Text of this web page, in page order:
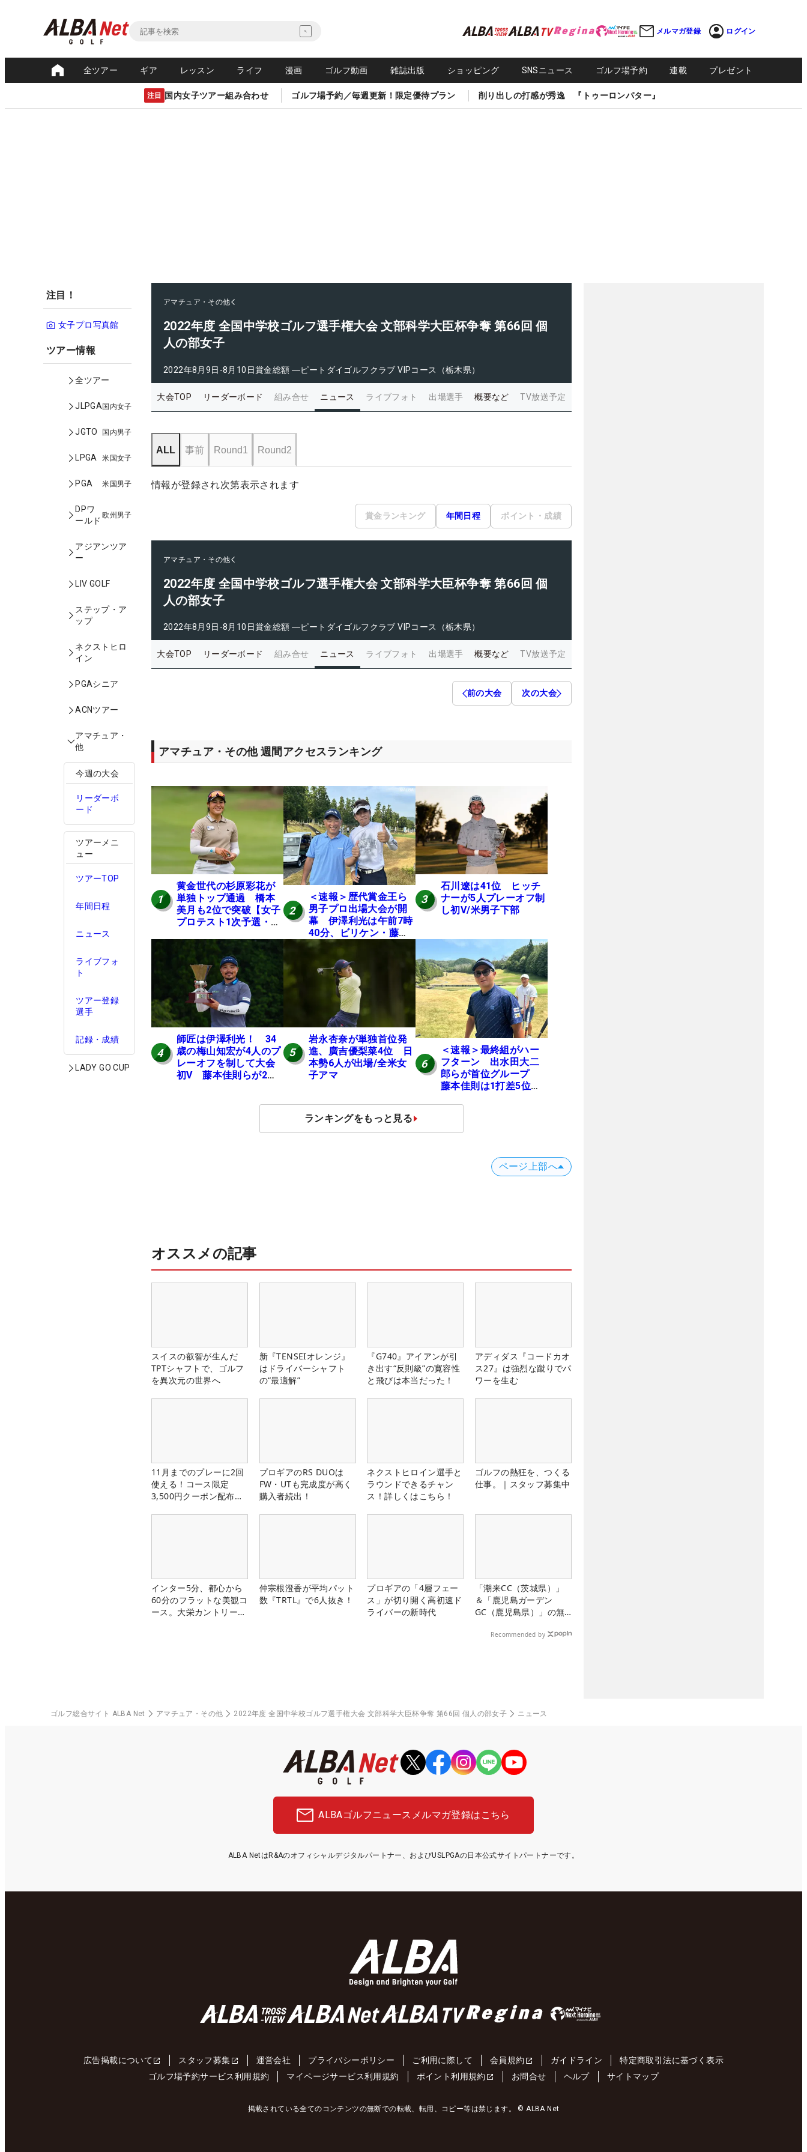
メルマガ登録 ログイン
全ツアー ギア レッスン ライフ 漫画 ゴルフ動画 雑誌出版 ショッピング SNSニュース ゴルフ場予約 連載 プレゼント
注目 国内女子ツアー組み合わせ ゴルフ場予約／毎週更新！限定優待プラン 削り出しの打感が秀逸 『トゥーロンパター』
注目！
女子プロ写真館
ツアー情報
全ツアー
JLPGA国内女子
JGTO 国内男子
LPGA 米国女子
PGA 米国男子
DPワ
ールド
欧州男子
アジアンツア
ー
LIV GOLF
ステップ・ア
ップ
ネクストヒロ
イン
PGAシニア
ACNツアー
アマチュア・
他
今週の大会
リーダーボ
ード
ツアーメニ
ュー
ツアーTOP
年間日程
ニュース
ライブフォ
ト
ツアー登録
選手
記録・成績
LADY GO CUP
アマチュア・その他
2022年度 全国中学校ゴルフ選手権大会 文部科学大臣杯争奪 第66回 個
人の部女子
2022年8月9日-8月10日賞金総額 ―ピートダイゴルフクラブ VIPコース（栃木県）
大会TOP リーダーボード 組み合せ ニュース ライブフォト 出場選手 概要など TV放送予定
ALL 事前 Round1 Round2
情報が登録され次第表示されます
賞金ランキング 年間日程 ポイント・成績
アマチュア・その他
2022年度 全国中学校ゴルフ選手権大会 文部科学大臣杯争奪 第66回 個
人の部女子
2022年8月9日-8月10日賞金総額 ―ピートダイゴルフクラブ VIPコース（栃木県）
大会TOP リーダーボード 組み合せ ニュース ライブフォト 出場選手 概要など TV放送予定
前の大会 次の大会
アマチュア・その他 週間アクセスランキング
1
黄金世代の杉原彩花が
単独トップ通過 橋本
美月も2位で突破【女子
プロテスト1次予選・E
2
＜速報＞歴代賞金王ら
男子プロ出場大会が開
幕 伊澤利光は午前7時
40分、ビリケン・藤本
佳則は午前9時30分にテ
ィオフ【MAIN STAGE
JOYX OPEN】
3
石川遼は41位 ヒッチ
ナーが5人プレーオフ制
し初V/米男子下部
4
師匠は伊澤利光！ 34
歳の梅山知宏が4人のプ
レーオフを制して大会
初V 藤本佳則らが2位
5
岩永杏奈が単独首位発
進、廣吉優梨菜4位 日
本勢6人が出場/全米女
子アマ
6
＜速報＞最終組がハー
フターン 出水田大二
郎らが首位グループ
藤本佳則は1打差5位
ランキングをもっと見る
ページ上部へ
オススメの記事
スイスの叡智が生んだ
TPTシャフトで、ゴルフ
を異次元の世界へ
新『TENSEIオレンジ』
はドライバーシャフト
の“最適解”
『G740』アイアンが引
き出す“反則級”の寛容性
と飛びは本当だった！
アディダス『コードカオ
ス27』は強烈な蹴りでパ
ワーを生む
11月までのプレーに2回
使える！コース限定
3,500円クーポン配布
プロギアのRS DUOは
FW・UTも完成度が高く
購入者続出！
ネクストヒロイン選手と
ラウンドできるチャン
ス！詳しくはこちら！
ゴルフの熱狂を、つくる
仕事。｜スタッフ募集中
インター5分、都心から
60分のフラットな美観コ
ース。大栄カントリー俱
仲宗根澄香が平均パット
数『TRTL』で6人抜き！
プロギアの「4層フェー
ス」が切り開く高初速ド
ライバーの新時代
「潮来CC（茨城県）」
＆「鹿児島ガーデン
GC（鹿児島県）」の無
Recommended by
ゴルフ総合サイト ALBA Net アマチュア・その他 2022年度 全国中学校ゴルフ選手権大会 文部科学大臣杯争奪 第66回 個人の部女子 ニュース
ALBAゴルフニュース メルマガ登録はこちら
ALBA NetはR&Aのオフィシャルデジタルパートナー、およびUSLPGAの日本公式サイトパートナーです。
広告掲載について スタッフ募集 運営会社 プライバシーポリシー ご利用に際して 会員規約 ガイドライン
特定商取引法に基づく表示
ゴルフ場予約サービス利用規約
マイページサービス利用規約 ポイント利用規約 お問合せ ヘルプ サイトマップ
掲載されている全てのコンテンツの無断での転載、転用、コピー等は禁じます。 © ALBA Net